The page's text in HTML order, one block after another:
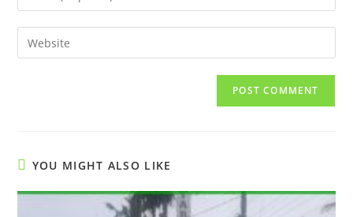
comment
your
email
address
Enter
your
YOU MIGHT ALSO LIKE